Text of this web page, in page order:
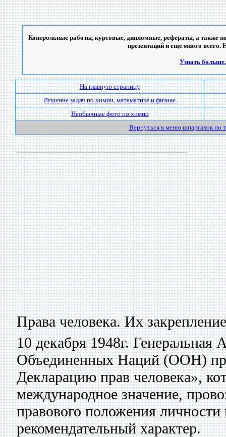
Контрольные работы, курсовые, дипломные, рефераты, а также
презентаций и еще много всего.
Узнать
На главную страницу
Решение задач по химии, математике и физике
Необычные фото по химии
Вернуться в меню шпаргалок по
Права человека. Их
10 декабря 1948г. Генеральная
Объединенных Наций (ООН)
Декларацию прав человека»,
международное значение,
правового положения личности
рекомендательный характер.